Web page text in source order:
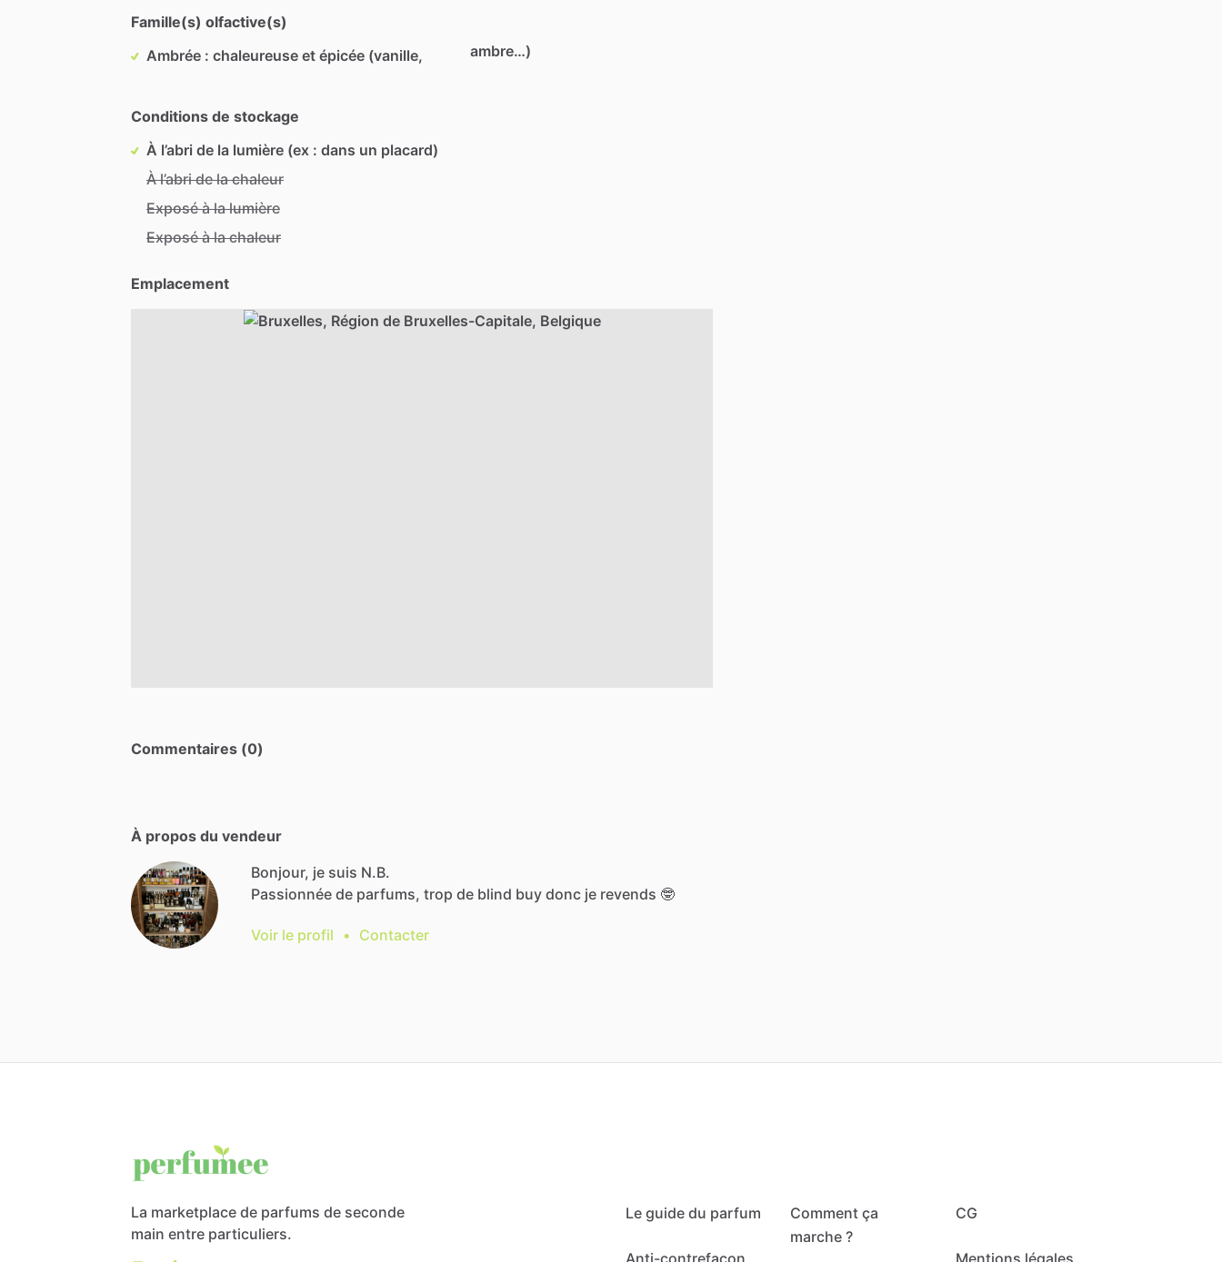
Famille(s) olfactive(s)
Ambrée : chaleureuse et épicée (vanille,
ambre…)
Conditions de stockage
À l’abri de la lumière (ex : dans un placard)
À l’abri de la chaleur
Exposé à la lumière
Exposé à la chaleur
Emplacement
Commentaires (0)
À propos du vendeur
Bonjour, je suis N.B.
Passionnée de parfums, trop de blind buy donc je revends 🤓
Voir le profil • Contacter
La marketplace de parfums de seconde
main entre particuliers.
Le guide du parfum
Anti-contrefaçon
Comment ça
marche ?
CG
Mentions légales